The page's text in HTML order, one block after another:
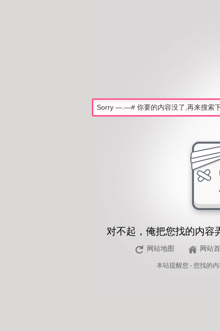
对不起，俺把您找的内容
网站地图 网站
本站提醒您 - 您找的